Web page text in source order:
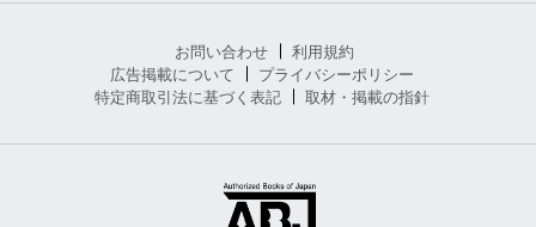
お問い合わせ
利用規約
広告掲載について
プライバシーポリシー
特定商取引法に基づく表記
取材・掲載の指針